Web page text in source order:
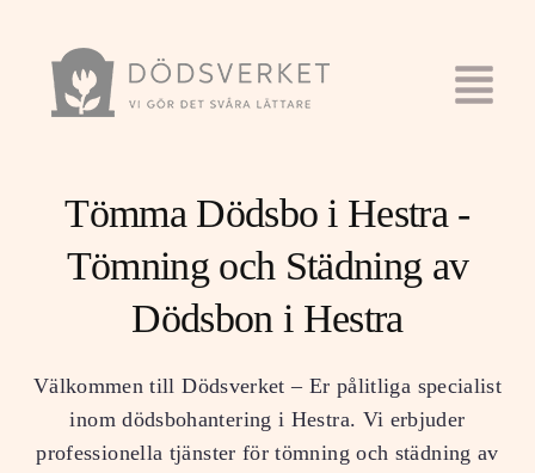
Tömma Dödsbo i Hestra -
Tömning och Städning av
Dödsbon i Hestra
Välkommen till Dödsverket – Er pålitliga specialist
inom dödsbohantering i Hestra. Vi erbjuder
professionella tjänster för tömning och städning av